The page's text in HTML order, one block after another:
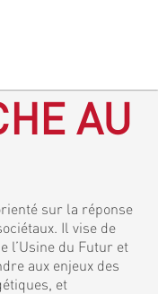
AU
sur la réponse
Il vise de
l’Usine du Futur et
aux enjeux des
et